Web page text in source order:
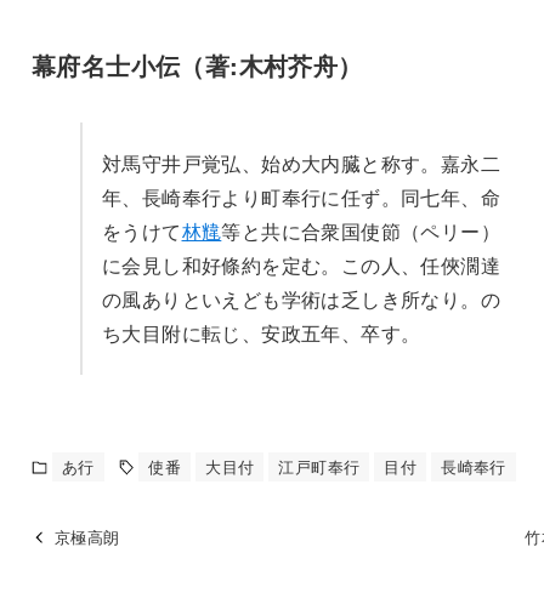
幕府名士小伝（著:木村芥舟）
対馬守井戸覚弘、始め大内臓と称す。嘉永二
年、長崎奉行より町奉行に任ず。同七年、命
をうけて林韑等と共に合衆国使節（ペリー）
に会見し和好條約を定む。この人、任俠濶達
の風ありといえども学術は乏しき所なり。の
ち大目附に転じ、安政五年、卒す。
あ行 使番 大目付 江戸町奉行 目付 長崎奉行
京極高朗